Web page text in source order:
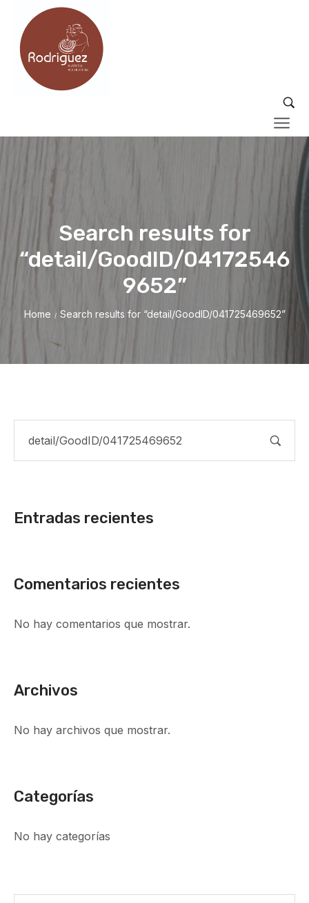
Search results for
“detail/GoodID/04172546
9652”
Home / Search results for “detail/GoodID/041725469652”
Entradas recientes
Comentarios recientes
No hay comentarios que mostrar.
Archivos
No hay archivos que mostrar.
Categorías
No hay categorías